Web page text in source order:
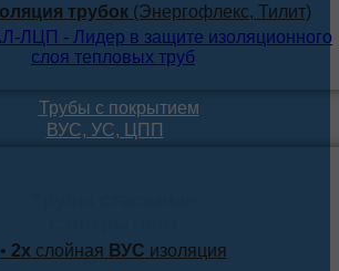
трубок (Энергофлекс, Тилит)
Трубы с покрытием
ВУС, УС, ЦПП
• 2х слойная ВУС изоляция